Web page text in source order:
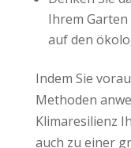
Ihrem
auf den
Indem Sie
Methoden
Klimaresilienz
auch zu einer